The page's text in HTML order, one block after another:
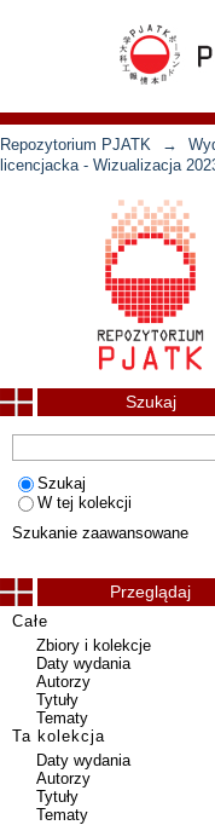
Repozytorium PJATK →
licencjacka - Wizualizacja
Szukaj
Szukaj
W tej kolekcji
Szukanie zaawansowane
Przeglądaj
Całe
Zbiory i kolekcje
Daty wydania
Autorzy
Tytuły
Tematy
Ta kolekcja
Daty wydania
Autorzy
Tytuły
Tematy